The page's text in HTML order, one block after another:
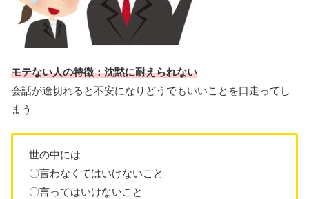
モテない人の特徴：沈黙に耐えられない
会話が途切れると不安になりどうでもいいことを口走ってし
まう
世の中には
〇言わなくてはいけないこと
〇言ってはいけないこと